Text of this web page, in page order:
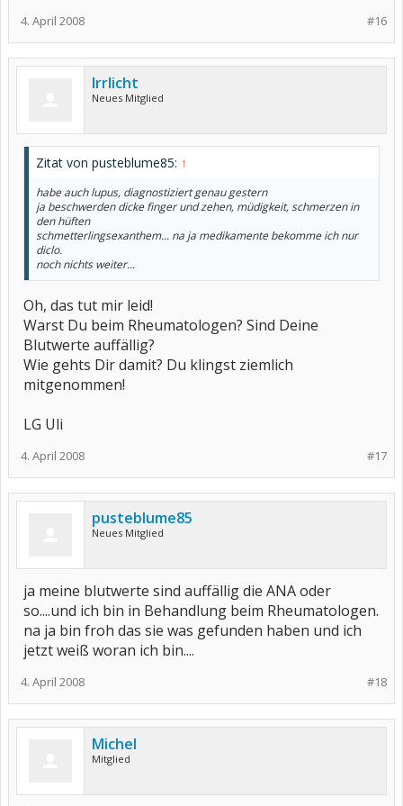
#16
4. April 2008
Irrlicht
Neues Mitglied
Zitat von pusteblume85: ↑
habe auch lupus, diagnostiziert genau gestern
ja beschwerden dicke finger und zehen, müdigkeit, schmerzen in
den hüften
schmetterlingsexanthem... na ja medikamente bekomme ich nur
diclo.
noch nichts weiter...
Oh, das tut mir leid!
Warst Du beim Rheumatologen? Sind Deine
Blutwerte auffällig?
Wie gehts Dir damit? Du klingst ziemlich
mitgenommen!
LG Uli
#17
4. April 2008
pusteblume85
Neues Mitglied
ja meine blutwerte sind auffällig die ANA oder
so....und ich bin in Behandlung beim Rheumatologen.
na ja bin froh das sie was gefunden haben und ich
jetzt weiß woran ich bin....
#18
4. April 2008
Michel
Mitglied